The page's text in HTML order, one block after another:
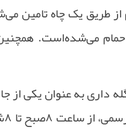
طریق یک چاه تامین
حمام می‌شده‌است.
داری به عنوان یکی
از ساعت۸صبح تا۸